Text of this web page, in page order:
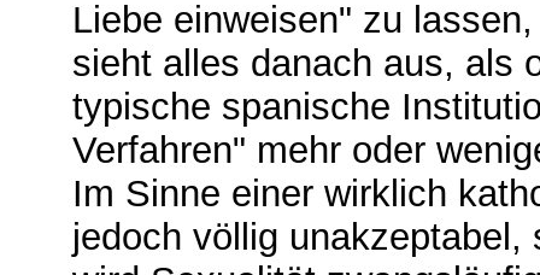
Liebe einweisen" zu
sieht alles danach aus, als
typische spanische
Verfahren" mehr oder
Im Sinne einer wirklich
jedoch völlig